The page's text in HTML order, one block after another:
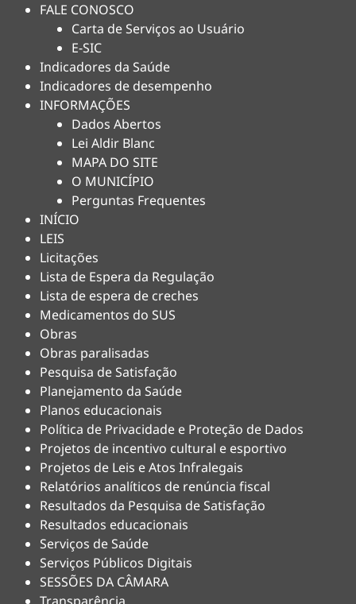
FALE CONOSCO
Carta de Serviços ao Usuário
E-SIC
Indicadores da Saúde
Indicadores de desempenho
INFORMAÇÕES
Dados Abertos
Lei Aldir Blanc
MAPA DO SITE
O MUNICÍPIO
Perguntas Frequentes
INÍCIO
LEIS
Licitações
Lista de Espera da Regulação
Lista de espera de creches
Medicamentos do SUS
Obras
Obras paralisadas
Pesquisa de Satisfação
Planejamento da Saúde
Planos educacionais
Política de Privacidade e Proteção de Dados
Projetos de incentivo cultural e esportivo
Projetos de Leis e Atos Infralegais
Relatórios analíticos de renúncia fiscal
Resultados da Pesquisa de Satisfação
Resultados educacionais
Serviços de Saúde
Serviços Públicos Digitais
SESSÕES DA CÂMARA